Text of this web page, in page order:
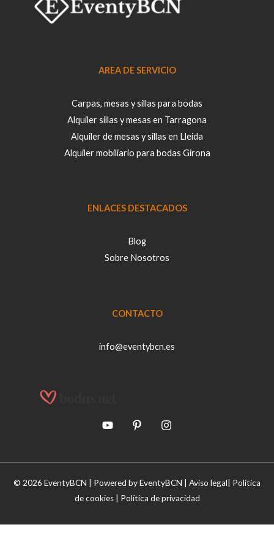
n
AREA DE SERVICIO
Carpas, mesas y sillas para bodas
Alquiler sillas y mesas en Tarragona
Alquiler de mesas y sillas en Lleida
Alquiler mobiliario para bodas Girona
ENLACES DESTACADOS
Blog
Sobre Nosotros
CONTACTO
info@eventybcn.es
© 2026 EventyBCN | Powered by EventyBCN | Aviso legal
Política
de cookies| Política de privacidad